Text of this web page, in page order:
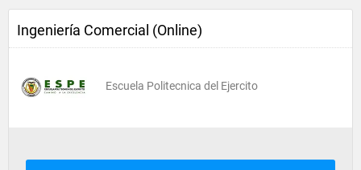
Ingeniería Comercial (Online)
Escuela Politecnica del Ejercito